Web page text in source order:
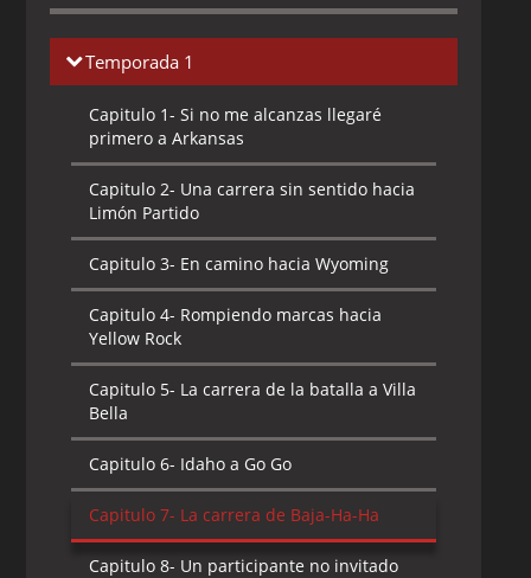
Temporada 1
Capitulo 1- Si no me alcanzas llegaré
primero a Arkansas
Capitulo 2- Una carrera sin sentido hacia
Limón Partido
Capitulo 3- En camino hacia Wyoming
Capitulo 4- Rompiendo marcas hacia
Yellow Rock
Capitulo 5- La carrera de la batalla a Villa
Bella
Capitulo 6- Idaho a Go Go
Capitulo 7- La carrera de Baja-Ha-Ha
Capitulo 8- Un participante no invitado